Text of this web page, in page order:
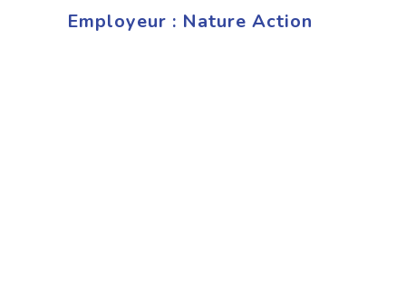
Employeur : Nature Action